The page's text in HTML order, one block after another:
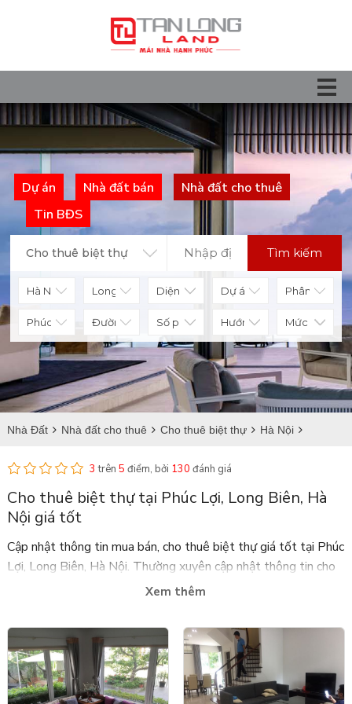
Dự án Nhà đất bán
Nhà đất cho thuê
Tin BĐS
Cho thuê biệt thự Tìm kiếm
Diện tích
Số phòng Hướng nhà Mức giá
Nhà Đất Nhà đất cho thuê Cho thuê biệt thự Hà Nội
Long Biên Cho thuê biệt thự tại Phúc Lợi
3 trên 5 điểm, bởi 130 đánh giá
Cho thuê biệt thự tại Phúc Lợi, Long Biên, Hà
Nội giá tốt
Cập nhật thông tin mua bán, cho thuê biệt thự giá tốt tại Phúc
Lợi, Long Biên, Hà Nội. Thường xuyên cập nhật thông tin cho
tiết về diện tích, vị trí và giá cho thuê nhà đất tại Phúc Lợi,
Bdstanlong.vn là trang web uy tín, chuyên cung cấp biệt thự
mua bán và cho thuê với đầy đủ giấy tờ pháp lý, thường xuyên
cập nhật tình hình dự án bán tại Ciputra, Tân Hoàng Minh,
Ngoại Giao Đoàn, Starlake,... và những dự án
biệt thự cho
Xem thêm